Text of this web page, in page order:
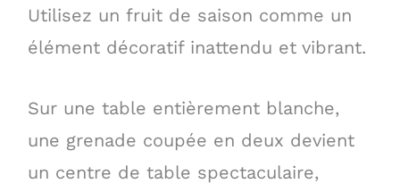
Utilisez un fruit de saison comme un
élément décoratif inattendu et vibrant.
Sur une table entièrement blanche,
une grenade coupée en deux devient
un centre de table spectaculaire,